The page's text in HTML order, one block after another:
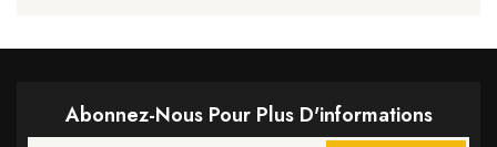
Abonnez-Nous Pour Plus D'informations